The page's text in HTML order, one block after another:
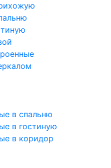
в спальню
в гостиную
в коридор